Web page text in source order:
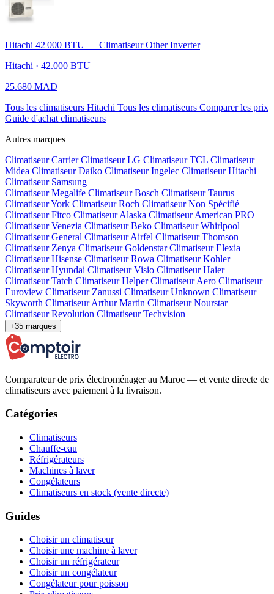
Hitachi 42 000 BTU — Climatiseur Other Inverter
Hitachi · 42.000 BTU
25.680 MAD
Tous les climatiseurs Hitachi Tous les climatiseurs Comparer les prix
Guide d'achat climatiseurs
Autres marques
Climatiseur CarrierClimatiseur LG Climatiseur TCL Climatiseur
Midea Climatiseur Daiko Climatiseur Ingelec Climatiseur Hitachi
Climatiseur Samsung
Climatiseur Megalife Climatiseur Bosch Climatiseur Taurus
Climatiseur York Climatiseur Roch Climatiseur Non Spécifié
Climatiseur Fitco Climatiseur Alaska Climatiseur American PRO
Climatiseur Venezia Climatiseur Beko Climatiseur Whirlpool
Climatiseur General Climatiseur Airfel Climatiseur Thomson
Climatiseur Zenya Climatiseur GoldenstarClimatiseur Elexia
Climatiseur Hisense Climatiseur Rowa Climatiseur Kohler
Climatiseur Hyundai Climatiseur Visio Climatiseur Haier
Climatiseur Tatch Climatiseur HelperClimatiseur Aero Climatiseur
Euroview Climatiseur Zanussi Climatiseur Unknown Climatiseur
Skyworth Climatiseur Arthur Martin Climatiseur Nourstar
Climatiseur Revolution Climatiseur Techvision
+35 marques
Comparateur de prix électroménager au Maroc — et vente directe de
climatiseurs avec paiement à la livraison.
Catégories
Climatiseurs
Chauffe-eau
Réfrigérateurs
Machines à laver
Congélateurs
Climatiseurs en stock (vente directe)
Guides
Choisir un climatiseur
Choisir une machine à laver
Choisir un réfrigérateur
Choisir un congélateur
Congélateur pour poisson